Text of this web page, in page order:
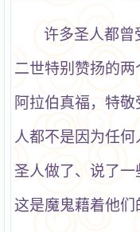
许多圣人都曾
二世特别赞扬的两
阿拉伯真福，特
人都不是因为任
圣人做了、说了
这是魔鬼藉着他